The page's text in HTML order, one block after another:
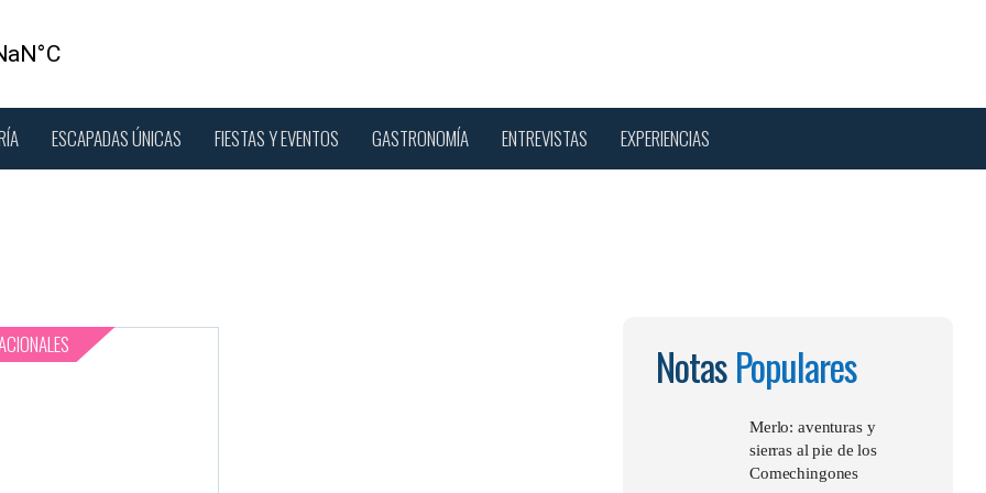
ESCAPADAS ÚNICAS FIESTAS Y EVENTOS GASTRONOMÍA ENTREVISTAS EXPERIENCIAS
NotasPopulares
Merlo: aventuras y
sierras al pie de los
Comechingones